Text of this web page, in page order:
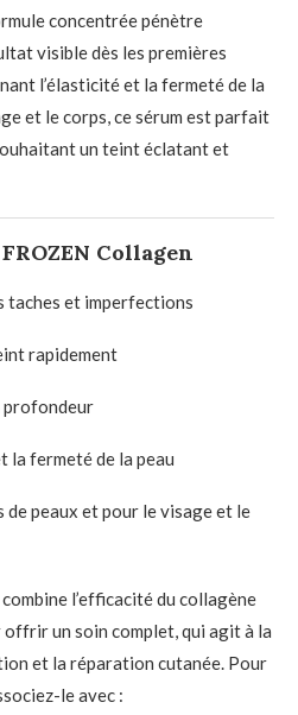
concentrée pénètre
visible dès les premières
l’élasticité et la fermeté de la
et le corps, ce sérum est parfait
un teint éclatant et
Collagen
taches et imperfections
rapidement
profondeur
la fermeté de la peau
peaux et pour le visage et le
combine l’efficacité du collagène
un soin complet, qui agit à la
et la réparation cutanée. Pour
le avec :